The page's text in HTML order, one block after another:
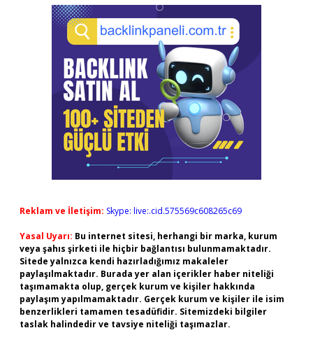
Reklam ve İletişim: Skype: live:.cid.575569c608265c69
Yasal Uyarı: Bu internet sitesi, herhangi bir marka, kurum
veya şahıs şirketi ile hiçbir bağlantısı bulunmamaktadır.
Sitede yalnızca kendi hazırladığımız makaleler
paylaşılmaktadır. Burada yer alan içerikler haber niteliği
taşımamakta olup, gerçek kurum ve kişiler hakkında
paylaşım yapılmamaktadır. Gerçek kurum ve kişiler ile isim
benzerlikleri tamamen tesadüfidir. Sitemizdeki bilgiler
taslak halindedir ve tavsiye niteliği taşımazlar.